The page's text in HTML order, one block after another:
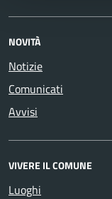
NOVITÀ
Notizie
Comunicati
Avvisi
VIVERE IL COMUNE
Luoghi